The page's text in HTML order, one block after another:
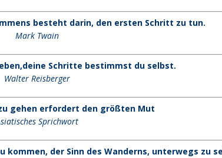
besteht darin, den ersten Schritt zu tun.
Mark Twain
Schritte bestimmst du selbst.
Walter Reisberger
gehen erfordert den größten Mut
Sprichwort
kommen, der Sinn des Wanderns, unterwegs zu